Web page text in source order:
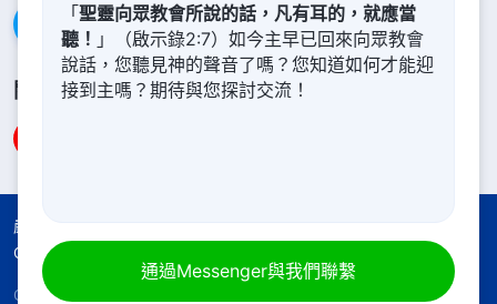
通過Messenger聯繫我們
關注我們
嚴正聲明
Cookie聲明
Copyright © 2026
「 聖靈向眾教會所說的話，凡有耳的，就應當
聽！ 」（啟示錄2:7）如今主早已回來向眾教會
說話，您聽見神的聲音了嗎？您知道如何才能迎
接到主嗎？期待與您探討交流！
通過Messenger與我們聯繫